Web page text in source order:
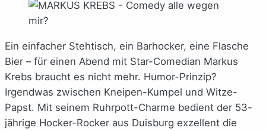
Ein einfacher Stehtisch, ein Barhocker, eine Flasche
Bier – für einen Abend mit Star-Comedian Markus
Krebs braucht es nicht mehr. Humor-Prinzip?
Irgendwas zwischen Kneipen-Kumpel und Witze-
Papst. Mit seinem Ruhrpott-Charme bedient der 53-
jährige Hocker-Rocker aus Duisburg exzellent die